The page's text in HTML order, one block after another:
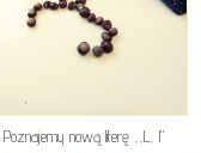
Poznajemy nową literę ,,L, l"